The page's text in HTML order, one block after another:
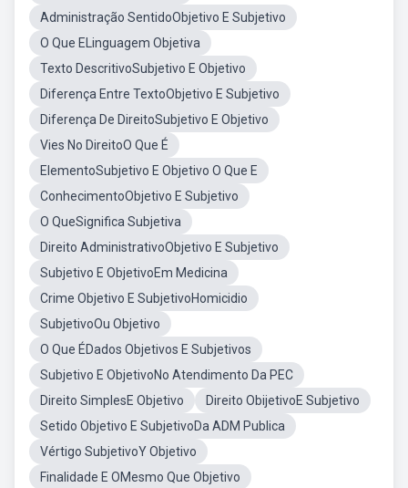
Administração SentidoObjetivo E Subjetivo
O Que ELinguagem Objetiva
Texto DescritivoSubjetivo E Objetivo
Diferença Entre TextoObjetivo E Subjetivo
Diferença De DireitoSubjetivo E Objetivo
Vies No DireitoO Que É
ElementoSubjetivo E Objetivo O Que E
ConhecimentoObjetivo E Subjetivo
O QueSignifica Subjetiva
Direito AdministrativoObjetivo E Subjetivo
Subjetivo E ObjetivoEm Medicina
Crime Objetivo E SubjetivoHomicidio
SubjetivoOu Objetivo
O Que ÉDados Objetivos E Subjetivos
Subjetivo E ObjetivoNo Atendimento Da PEC
Direito SimplesE Objetivo
Direito ObijetivoE Subjetivo
Setido Objetivo E SubjetivoDa ADM Publica
Vértigo SubjetivoY Objetivo
Finalidade E OMesmo Que Objetivo